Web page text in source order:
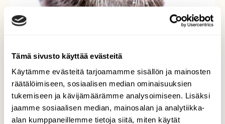
Tämä sivusto käyttää evästeitä
Käytämme evästeitä tarjoamamme sisällön ja mainosten
räätälöimiseen, sosiaalisen median ominaisuuksien
tukemiseen ja kävijämäärämme analysoimiseen. Lisäksi
jaamme sosiaalisen median, mainosalan ja analytiikka-
alan kumppaneillemme tietoja siitä, miten käytät